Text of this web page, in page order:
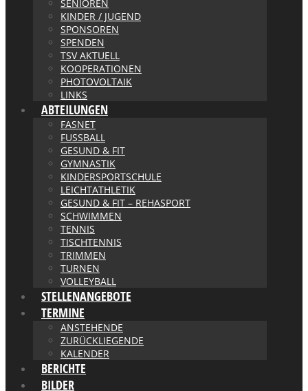
SENIOREN
KINDER / JUGEND
SPONSOREN
SPENDEN
TSV AKTUELL
KOOPERATIONEN
PHOTOVOLTAIK
LINKS
ABTEILUNGEN
FASNET
FUSSBALL
GESUND & FIT
GYMNASTIK
KINDERSPORTSCHULE
LEICHTATHLETIK
GESUND & FIT – REHASPORT
SCHWIMMEN
TENNIS
TISCHTENNIS
TRIMMEN
TURNEN
VOLLEYBALL
STELLENANGEBOTE
TERMINE
ANSTEHENDE
ZURÜCKLIEGENDE
KALENDER
BERICHTE
BILDER